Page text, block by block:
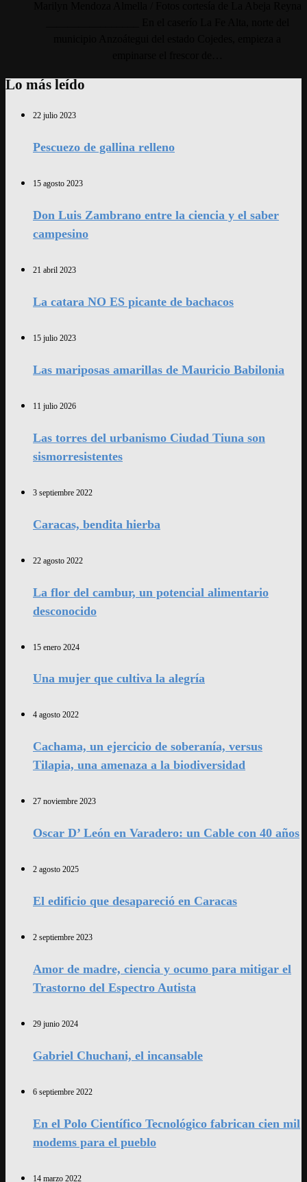
Lo más leído
22 julio 2023
Pescuezo de gallina relleno
15 agosto 2023
Don Luis Zambrano entre la ciencia y el saber
campesino
21 abril 2023
La catara NO ES picante de bachacos
15 julio 2023
Las mariposas amarillas de Mauricio Babilonia
11 julio 2026
Las torres del urbanismo Ciudad Tiuna son
sismorresistentes
3 septiembre 2022
Caracas, bendita hierba
22 agosto 2022
La flor del cambur, un potencial alimentario
desconocido
15 enero 2024
Una mujer que cultiva la alegría
4 agosto 2022
Cachama, un ejercicio de soberanía, versus
Tilapia, una amenaza a la biodiversidad
27 noviembre 2023
Oscar D’ León en Varadero: un Cable con 40 años
2 agosto 2025
El edificio que desapareció en Caracas
2 septiembre 2023
Amor de madre, ciencia y ocumo para mitigar el
Trastorno del Espectro Autista
29 junio 2024
Gabriel Chuchani, el incansable
6 septiembre 2022
En el Polo Científico Tecnológico fabrican cien mil
modems para el pueblo
14 marzo 2022